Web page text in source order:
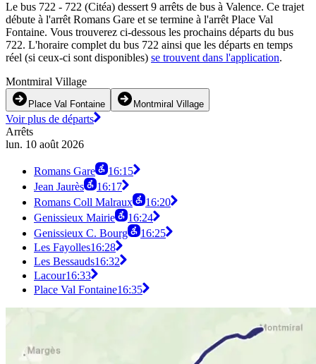
Le bus 722 - 722 (Citéa) dessert 9 arrêts de bus à Valence. Ce trajet
débute à l'arrêt Romans Gare et se termine à l'arrêt Place Val
Fontaine. Vous trouverez ci-dessous les prochains départs du bus
722. L'horaire complet du bus 722 ainsi que les départs en temps
réel (si ceux-ci sont disponibles) se trouvent dans l'application.
Montmiral Village
Place Val Fontaine Montmiral Village
Voir plus de départs
Arrêts
lun. 10 août 2026
Romans Gare
16:15
Jean Jaurès
16:17
Romans Coll Malraux
16:20
Genissieux Mairie
16:24
Genissieux C. Bourg
16:25
Les Fayolles16:28
Les Bessauds16:32
Lacour16:33
Place Val Fontaine16:35